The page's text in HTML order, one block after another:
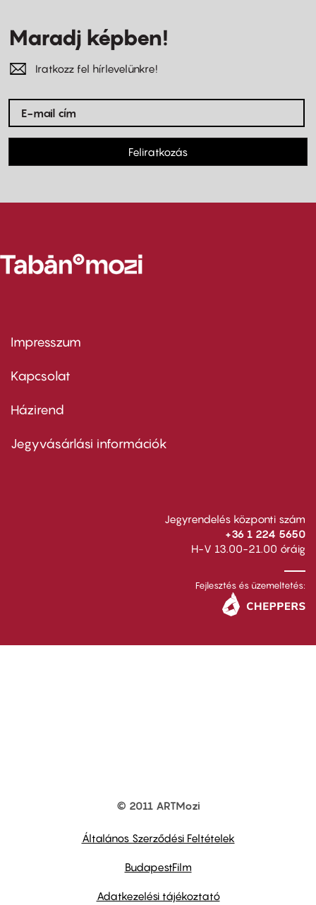
Maradj képben!
Iratkozz fel hírlevelünkre!
Feliratkozás
Footer
first
Impresszum
Kapcsolat
Footer
second
Házirend
Jegyvásárlási információk
Jegyrendelés központi szám
+36 1 224 5650
H-V 13.00-21.00 óráig
Fejlesztés és üzemeltetés:
© 2011 ARTMozi
Általános Szerződési Feltételek
BudapestFilm
Adatkezelési tájékoztató